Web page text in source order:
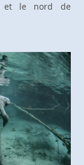
et le nord de